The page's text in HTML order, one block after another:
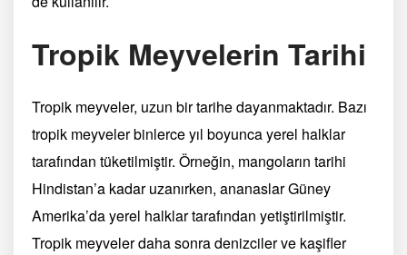
Tropik Meyvelerin Tarihi
Tropik meyveler, uzun bir tarihe dayanmaktadır. Bazı
tropik meyveler binlerce yıl boyunca yerel halklar
tarafından tüketilmiştir. Örneğin, mangoların tarihi
Hindistan’a kadar uzanırken, ananaslar Güney
Amerika’da yerel halklar tarafından yetiştirilmiştir.
Tropik meyveler daha sonra denizciler ve kaşifler